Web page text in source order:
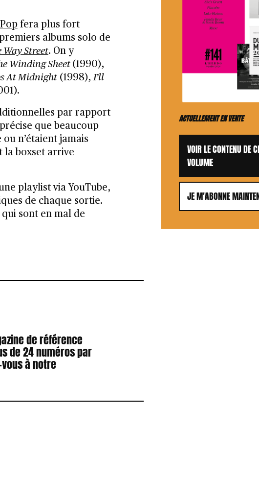
fera plus fort
albums solo de
Way Street. On y
Winding Sheet (1990),
At Midnight(1998), I’ll
par rapport
que beaucoup
n’étaient jamais
la boxset arrive
playlist via YouTube,
de chaque sortie.
sont en mal de
de référence
de 24 numéros par
à notre
ACTUELLEMENT EN VENTE
VOIR LE CONTENU DE
VOLUME
JE M'ABONNE